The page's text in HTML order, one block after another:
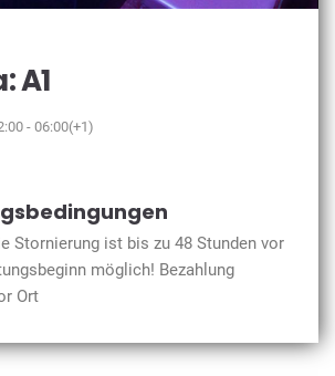
A1
- 06:00(+1)
Stornierung ist bis zu 48 Stunden vor
möglich! Bezahlung
Ort